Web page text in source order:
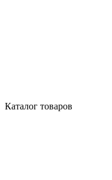
Каталог товаров